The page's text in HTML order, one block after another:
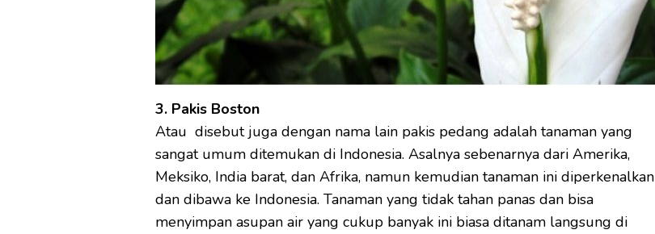
3. Pakis Boston
Atau disebut juga dengan nama lain pakis pedang adalah tanaman yang
sangat umum ditemukan di Indonesia. Asalnya sebenarnya dari Amerika,
Meksiko, India barat, dan Afrika, namun kemudian tanaman ini diperkenalkan
dan dibawa ke Indonesia. Tanaman yang tidak tahan panas dan bisa
menyimpan asupan air yang cukup banyak ini biasa ditanam langsung di